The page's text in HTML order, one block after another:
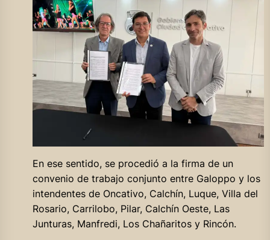
En ese sentido, se procedió a la firma de un
convenio de trabajo conjunto entre Galoppo y los
intendentes de Oncativo, Calchín, Luque, Villa del
Rosario, Carrilobo, Pilar, Calchín Oeste, Las
Junturas, Manfredi, Los Chañaritos y Rincón.